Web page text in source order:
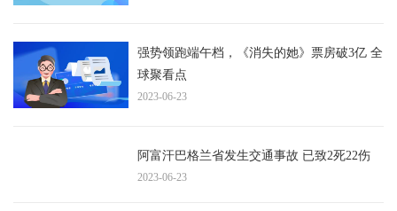
强势领跑端午档，《消失的她》票房破3亿 全
球聚看点
2023-06-23
阿富汗巴格兰省发生交通事故 已致2死22伤
2023-06-23